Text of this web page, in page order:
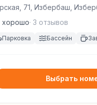
71, Избербаш,
хорошо· 3 отзывов
Парковка Бассейн
Выбрать